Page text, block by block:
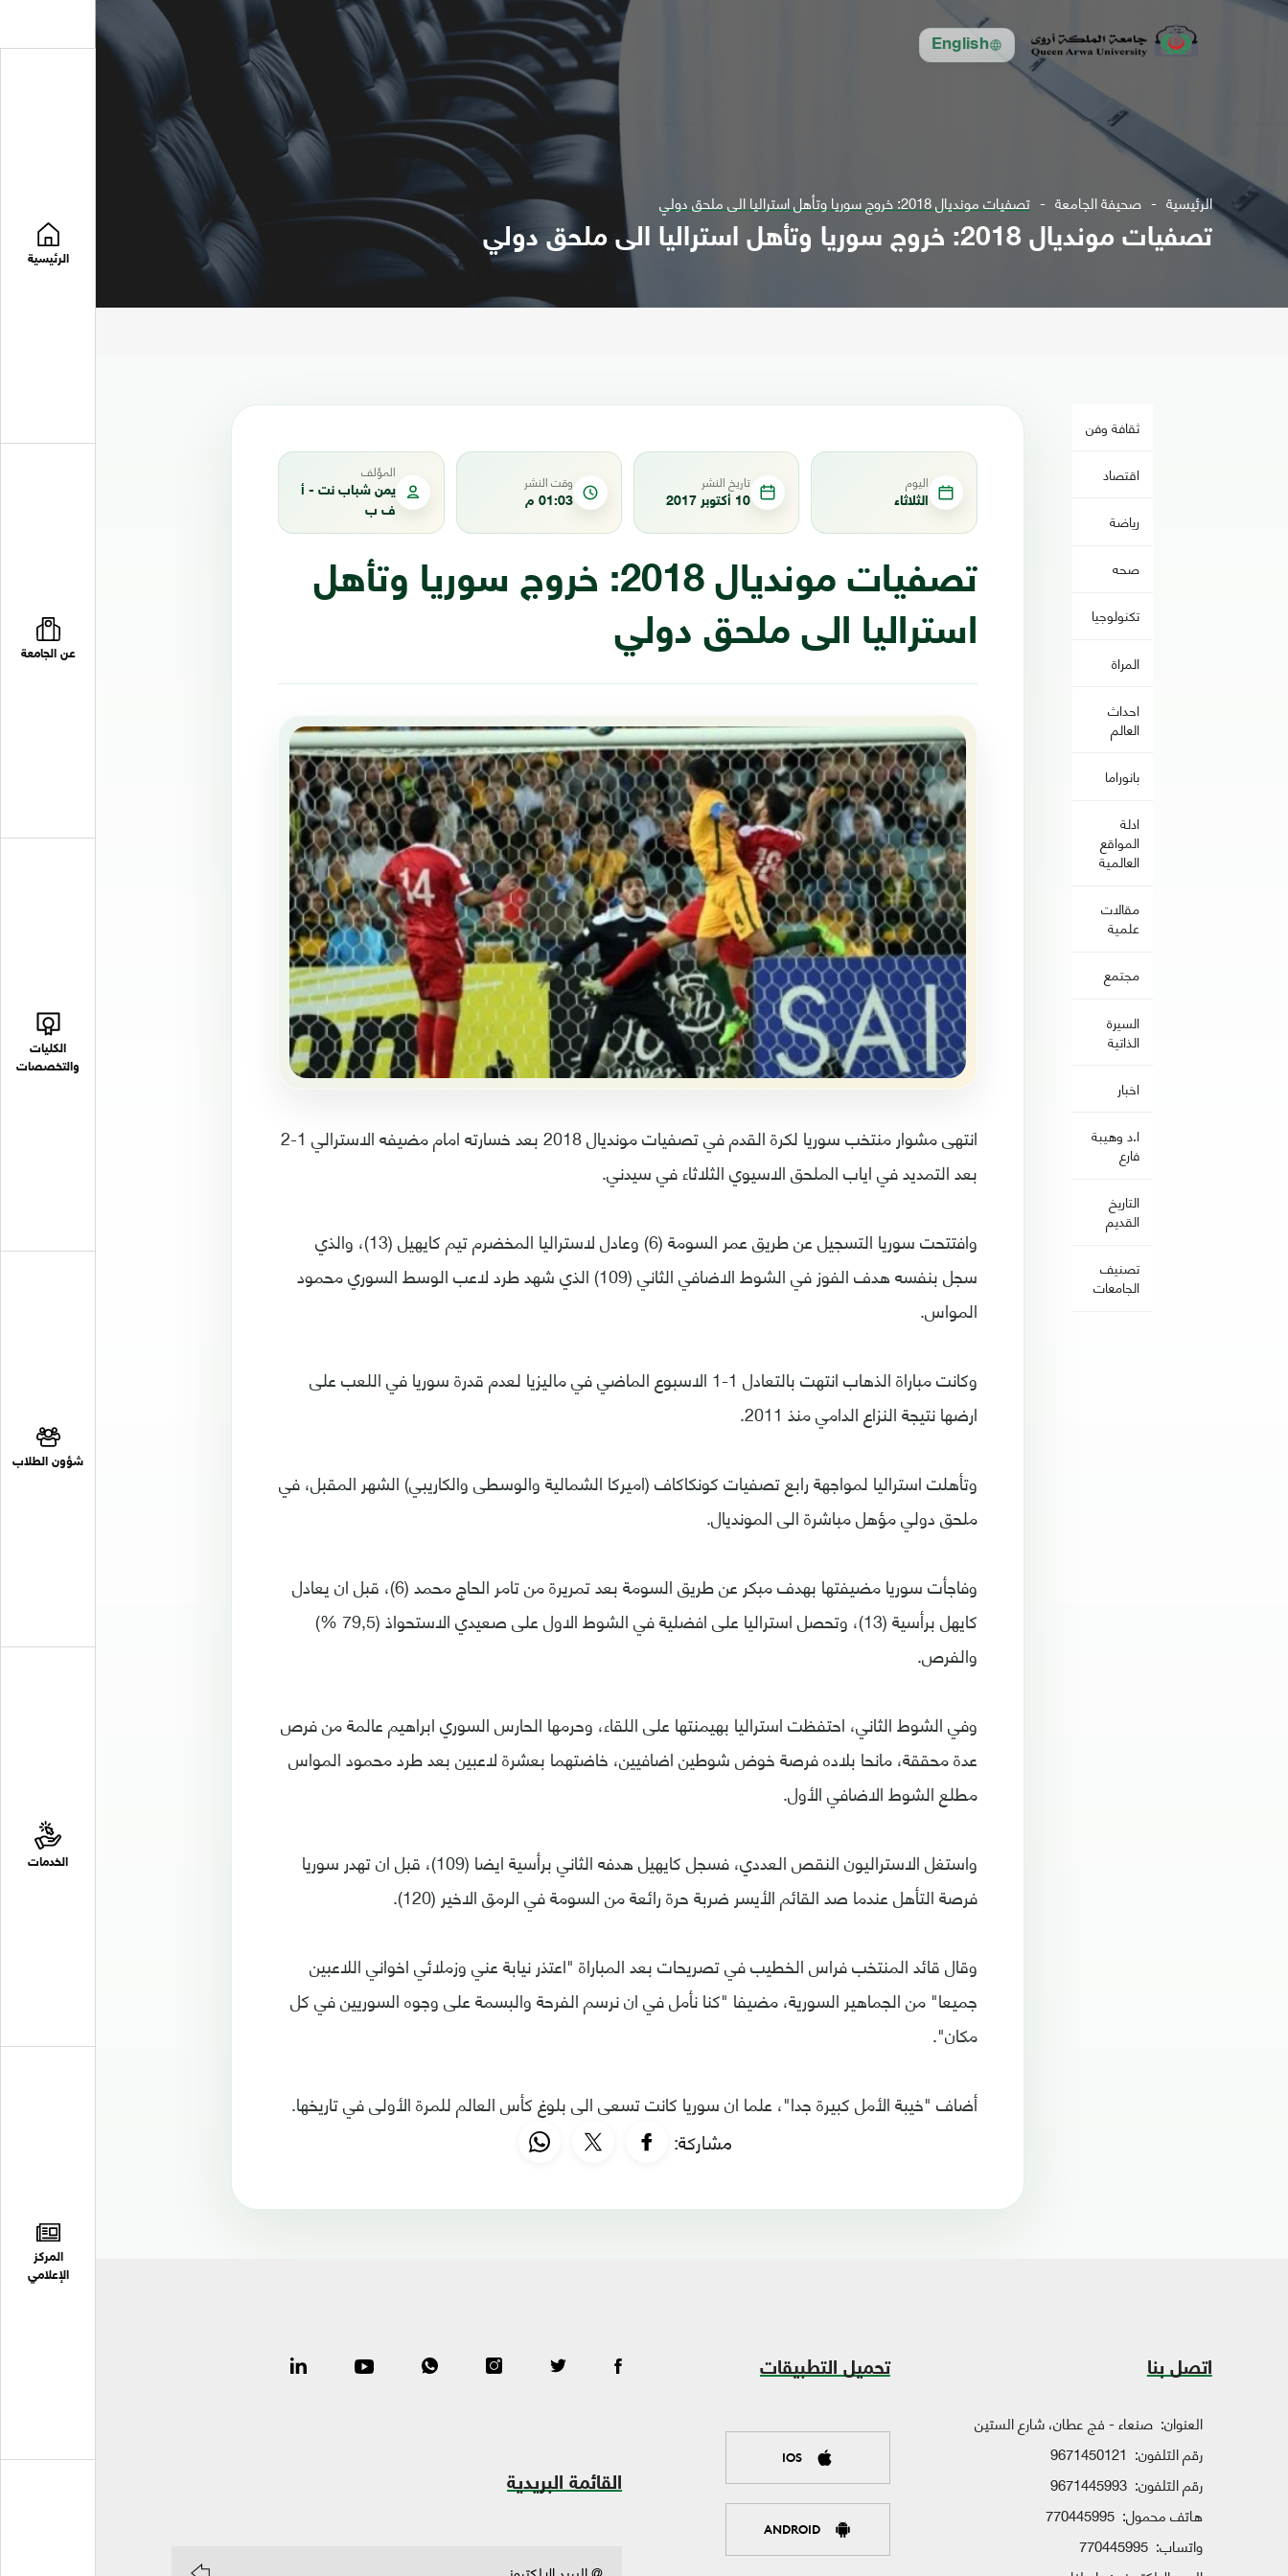
English
الرئيسية
عن الجامعة
الكليات
والتخصصات
شؤون الطلاب
الخدمات
المركز
الإعلامي
الرئيسية صحيفة الجامعة تصفيات مونديال 2018: خروج سوريا وتأهل استراليا الى ملحق دولي
تصفيات مونديال 2018: خروج سوريا وتأهل استراليا الى ملحق دولي
ثقافة وفن
اقتصاد
رياضة
صحه
تكنولوجيا
المراة
احداث
العالم
بانوراما
ادلة
المواقع
العالمية
مقالات
علمية
مجتمع
السيرة
الذاتية
اخبار
ا.د وهيبة
فارع
التاريخ
القديم
تصنيف
الجامعات
اليوم
الثلاثاء
تاريخ النشر
10 أكتوبر 2017
وقت النشر
01:03 م
المؤلف
يمن شباب نت - أ
ف ب
تصفيات مونديال 2018: خروج سوريا وتأهل
استراليا الى ملحق دولي
انتهى مشوار منتخب سوريا لكرة القدم في تصفيات مونديال 2018 بعد خسارته امام مضيفه الاسترالي 1-2
بعد التمديد في اياب الملحق الاسيوي الثلاثاء في سيدني.
وافتتحت سوريا التسجيل عن طريق عمر السومة (6) وعادل لاستراليا المخضرم تيم كايهيل (13)، والذي
سجل بنفسه هدف الفوز في الشوط الاضافي الثاني (109) الذي شهد طرد لاعب الوسط السوري محمود
المواس.
وكانت مباراة الذهاب انتهت بالتعادل 1-1 الاسبوع الماضي في ماليزيا لعدم قدرة سوريا في اللعب على
ارضها نتيجة النزاع الدامي منذ 2011.
وتأهلت استراليا لمواجهة رابع تصفيات كونكاكاف (اميركا الشمالية والوسطى والكاريبي) الشهر المقبل، في
ملحق دولي مؤهل مباشرة الى المونديال.
وفاجأت سوريا مضيفتها بهدف مبكر عن طريق السومة بعد تمريرة من تامر الحاج محمد (6)، قبل ان يعادل
كايهل برأسية (13)، وتحصل استراليا على افضلية في الشوط الاول على صعيدي الاستحواذ (79,5 %)
والفرص.
وفي الشوط الثاني، احتفظت استراليا بهيمنتها على اللقاء، وحرمها الحارس السوري ابراهيم عالمة من فرص
عدة محققة، مانحا بلاده فرصة خوض شوطين اضافيين، خاضتهما بعشرة لاعبين بعد طرد محمود المواس
مطلع الشوط الاضافي الأول.
واستغل الاستراليون النقص العددي، فسجل كايهيل هدفه الثاني برأسية ايضا (109)، قبل ان تهدر سوريا
فرصة التأهل عندما صد القائم الأيسر ضربة حرة رائعة من السومة في الرمق الاخير (120).
وقال قائد المنتخب فراس الخطيب في تصريحات بعد المباراة "اعتذر نيابة عني وزملائي اخواني اللاعبين
جميعا" من الجماهير السورية، مضيفا "كنا نأمل في ان نرسم الفرحة والبسمة على وجوه السوريين في كل
مكان".
أضاف "خيبة الأمل كبيرة جدا"، علما ان سوريا كانت تسعى الى بلوغ كأس العالم للمرة الأولى في تاريخها.
مشاركة:
اتصل بنا
العنوان: صنعاء - فج عطان، شارع الستين
رقم التلفون: 9671450121
رقم التلفون: 9671445993
هاتف محمول: 770445995
واتساب: 770445995
تحميل التطبيقات
IOS
ANDROID
القائمة البريدية